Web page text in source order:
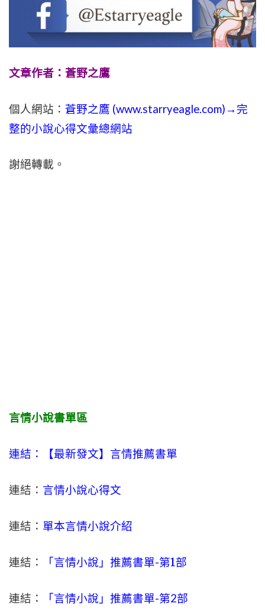
文章作者：蒼野之鷹
個人網站： 蒼野之鷹 (www.starryeagle.com)→完
整的小說心得文彙總網站
謝絕轉載。
言情小說書單區
連結：【最新發文】 言情推薦書單
連結： 言情小說心得文
連結： 單本言情小說介紹
連結： 「言情小說」推薦書單-第1部
連結： 「言情小說」推薦書單-第2部